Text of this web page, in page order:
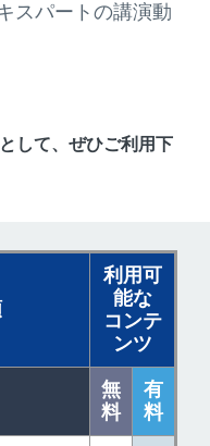
スパートの講演動
して、ぜひご利用下
利用可
能な
コンテ
ンツ
無
料
有
料